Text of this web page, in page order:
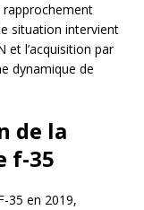
situation intervient
et l’acquisition par
dynamique de
de la
f-35
35 en 2019,